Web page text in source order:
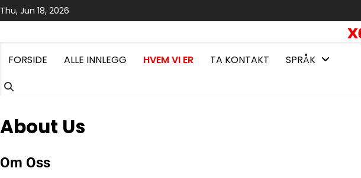
Skip
to
Thu, Jun 18, 2026
FORSIDE ALLE INNLEGG HVEM VI ER TA KONTAKT SPRÅK
About Us
Om Oss